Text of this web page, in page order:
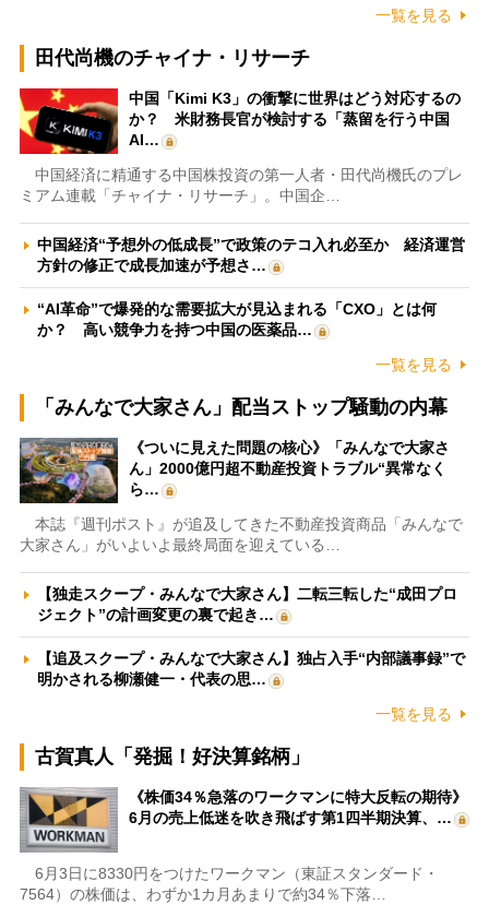
一覧を見る
田代尚機のチャイナ・リサーチ
中国「Kimi K3」の衝撃に世界はどう対応するの
か？ 米財務長官が検討する「蒸留を行う中国
AI…
中国経済に精通する中国株投資の第一人者・田代尚機氏のプレ
ミアム連載「チャイナ・リサーチ」。中国企…
中国経済“予想外の低成長”で政策のテコ入れ必至か 経済運営
方針の修正で成長加速が予想さ…
“AI革命”で爆発的な需要拡大が見込まれる「CXO」とは何
か？ 高い競争力を持つ中国の医薬品…
一覧を見る
「みんなで大家さん」配当ストップ騒動の内幕
《ついに見えた問題の核心》「みんなで大家さ
ん」2000億円超不動産投資トラブル“異常なく
ら…
本誌『週刊ポスト』が追及してきた不動産投資商品「みんなで
大家さん」がいよいよ最終局面を迎えている…
【独走スクープ・みんなで大家さん】二転三転した“成田プロ
ジェクト”の計画変更の裏で起き…
【追及スクープ・みんなで大家さん】独占入手“内部議事録”で
明かされる柳瀬健一・代表の思…
一覧を見る
古賀真人「発掘！好決算銘柄」
《株価34％急落のワークマンに特大反転の期待》
6月の売上低迷を吹き飛ばす第1四半期決算、…
6月3日に8330円をつけたワークマン（東証スタンダード・
7564）の株価は、わずか1カ月あまりで約34％下落…